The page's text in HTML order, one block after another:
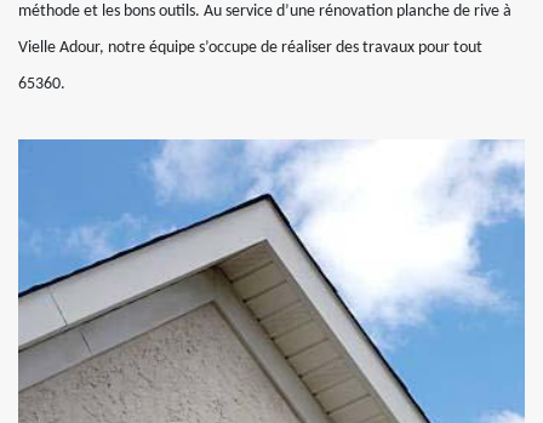
méthode et les bons outils. Au service d’une rénovation planche de rive à
Vielle Adour, notre équipe s’occupe de réaliser des travaux pour tout
65360.